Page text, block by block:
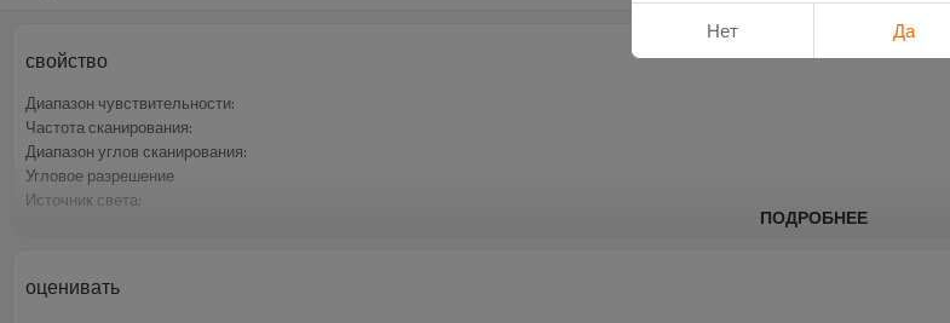
свойство
Диапазон чувствительности:
Частота сканирования:
Диапазон углов сканирования:
Угловое разрешение
Источник света:
ПОДРОБНЕЕ
оценивать
Нет Да